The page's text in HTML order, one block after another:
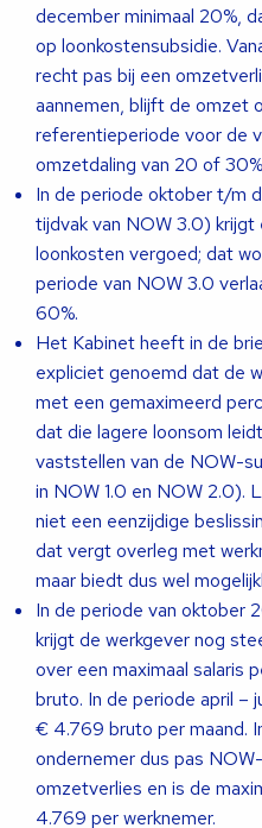
december minimaal 20%,
op loonkostensubsidie.
recht pas bij een
aannemen, blijft de omzet
referentieperiode voor de
omzetdaling van 20 of
In de periode oktober t/m
tijdvak van NOW 3.0)
loonkosten vergoed; dat
periode van NOW 3.0
60%.
Het Kabinet heeft in de
expliciet genoemd dat de
met een gemaximeerd
dat die lagere loonsom
vaststellen van de NOW-
in NOW 1.0 en NOW 2.0).
niet een eenzijdige
dat vergt overleg met
maar biedt dus wel
In de periode van oktober
krijgt de werkgever nog
over een maximaal salaris
bruto. In de periode april –
€ 4.769 bruto per maand.
ondernemer dus pas
omzetverlies en is de
4.769 per werknemer.